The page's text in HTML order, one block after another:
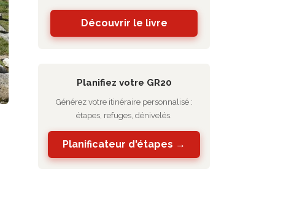
Découvrir le livre
Planifiez votre GR20
Générez votre itinéraire personnalisé :
étapes, refuges, dénivelés.
Planificateur d'étapes →